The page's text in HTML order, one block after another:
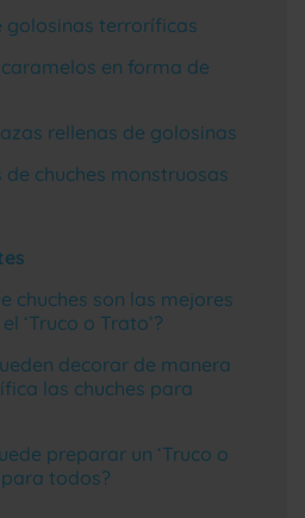
golosinas terroríficas
en forma de
rellenas de golosinas
de chuches monstruosas
chuches son las mejores
‘Truco o Trato’?
decorar de manera
las chuches para
preparar un ‘Truco o
todos?